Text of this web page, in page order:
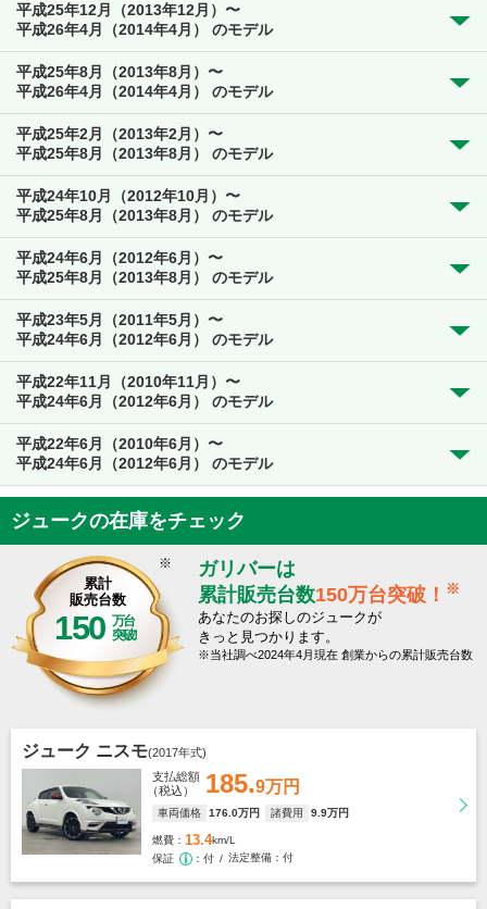
平成25年12月（2013年12月）〜
平成26年4月（2014年4月） のモデル
平成25年8月（2013年8月）〜
平成26年4月（2014年4月） のモデル
平成25年2月（2013年2月）〜
平成25年8月（2013年8月） のモデル
平成24年10月（2012年10月）〜
平成25年8月（2013年8月） のモデル
平成24年6月（2012年6月）〜
平成25年8月（2013年8月） のモデル
平成23年5月（2011年5月）〜
平成24年6月（2012年6月） のモデル
平成22年11月（2010年11月）〜
平成24年6月（2012年6月） のモデル
平成22年6月（2010年6月）〜
平成24年6月（2012年6月） のモデル
ジュークの在庫をチェック
累計
販売台数
150 万台
突破
※
ガリバーは
累計販売台数150万台突破！ ※
あなたのお探しのジュークが
きっと見つかります。
当社調べ2024年4月現在 創業からの累計販売台数
ジューク ニスモ(2017年式)
185.9万円
支払総額
（税込）
車両価格 176.0万円 諸費用 9.9万円
燃費 13.4km/L
保証
付 法定整備 付